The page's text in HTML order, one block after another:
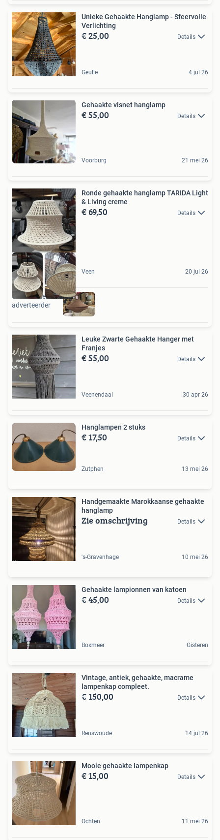
Unieke Gehaakte Hanglamp - Sfeervolle
Verlichting
€ 25,00 Details
Geulle 4 jul 26
Gehaakte visnet hanglamp
€ 55,00 Details
Voorburg 21 mei 26
Ronde gehaakte hanglamp TARIDA Light
& Living creme
€ 69,50 Details
Veen 20 jul 26
Ook van deze
adverteerder
Leuke Zwarte Gehaakte Hanger met
Franjes
€ 55,00 Details
Veenendaal 30 apr 26
Hanglampen 2 stuks
€ 17,50 Details
Zutphen 13 mei 26
Handgemaakte Marokkaanse gehaakte
hanglamp
Zie omschrijving Details
's-Gravenhage 10 mei 26
Gehaakte lampionnen van katoen
€ 45,00 Details
Boxmeer Gisteren
Vintage, antiek, gehaakte, macrame
lampenkap compleet.
€ 150,00 Details
Renswoude 14 jul 26
Mooie gehaakte lampenkap
€ 15,00 Details
Ochten 11 mei 26